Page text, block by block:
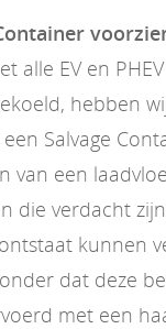
alle EV en
hebben
Salvage
van een
die verdacht
kunnen
dat deze
met een